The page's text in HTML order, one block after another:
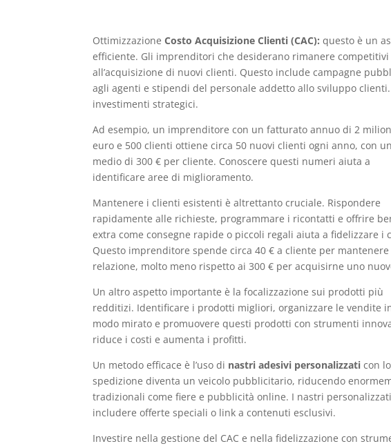
OttimizzazioneCosto Acquisizione Clienti (CAC):questo è un
efficiente. Gli imprenditori che desiderano rimanere
all’acquisizione di nuovi clienti. Questo include campagne
agli agenti e stipendi del personale addetto allo sviluppo
investimenti strategici.
Ad esempio, un imprenditore con un fatturato annuo di 2
euro e 500 clienti ottiene circa 50 nuovi clienti ogni anno, con un
medio di 300 € per cliente. Conoscere questi numeri aiuta a
identificare aree di miglioramento.
Mantenere i clienti esistenti è altrettanto cruciale. Rispondere
rapidamente alle richieste, programmare i ricontatti e offrire
extra come consegne rapide o piccoli regali aiuta a fidelizzare i
Questo imprenditore spende circa 40 € a cliente per mantenere
relazione, molto meno rispetto ai 300 € per acquisirne uno
Un altro aspetto importante è la focalizzazione sui prodotti più
redditizi. Identificare i prodotti migliori, organizzare le vendite
modo mirato e promuovere questi prodotti con strumenti
riduce i costi e aumenta i profitti.
Un metodo efficace è l’uso di nastri adesivi personalizzati con
spedizione diventa un veicolo pubblicitario, riducendo
tradizionali come fiere e pubblicità online. I nastri
includere offerte speciali o link a contenuti esclusivi.
Investire nella gestione del CAC e nella fidelizzazione con